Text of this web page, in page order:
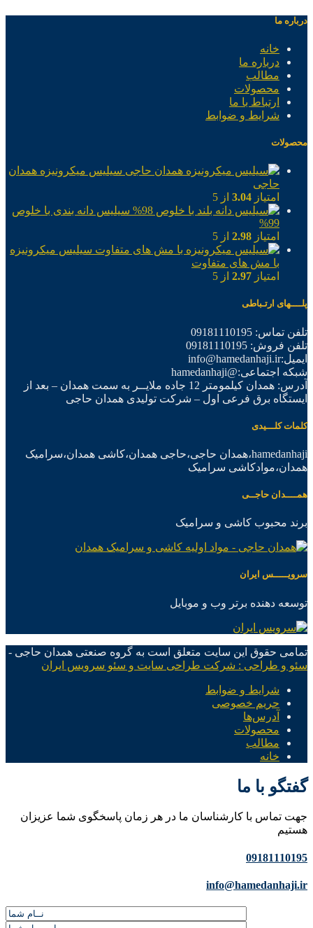
درباره ما
خانه
درباره ما
مطالب
محصولات
ارتباط با ما
شرایط و ضوابط
محصولات
سیلیس میکرونیزه همدان
حاجی
امتیاز 3.04 از 5
سیلیس دانه بندی با خلوص
99%
امتیاز 2.98 از 5
سیلیس میکرونیزه
با مش های متفاوت
امتیاز 2.97 از 5
پلــــهای ارتـباطی
تلفن تماس: 09181110195
تلفن فروش: 09181110195
ایمیل:info@hamedanhaji.ir
شبکه اجتماعی:@hamedanhaji
آدرس: همدان کیلمومتر 12 جاده ملایــر به سمت همدان – بعد از
ایستگاه برق فرعی اول – شرکت تولیدی همدان حاجی
کلمات کلـــیدی
hamedanhaji،همدان حاجی،حاجی همدان،کاشی همدان،سرامیک
همدان،موادکاشی سرامیک
همــــدان حاجــی
برند محبوب کاشی و سرامیک
سرویـــــس ایران
توسعه دهنده برتر وب و موبایل
تمامی حقوق این سایت متعلق است به گروه صنعتی همدان حاجی -
سئو و طراحی : شرکت طراحی سایت و سئو سرویس ایران
شرایط و ضوابط
حریم خصوصی
آدرس‌ها
محصولات
مطالب
خانه
گفتگو با ما
جهت تماس با کارشناسان ما در هر زمان پاسخگوی شما عزیزان
هستیم
09181110195
info@hamedanhaji.ir